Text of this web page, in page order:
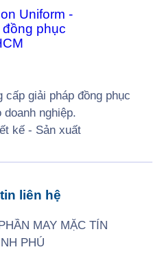
cấp giải pháp đồng phục
doanh nghiệp.
kế - Sản xuất
liên hệ
MAY MẶC TÍN
PHÚ